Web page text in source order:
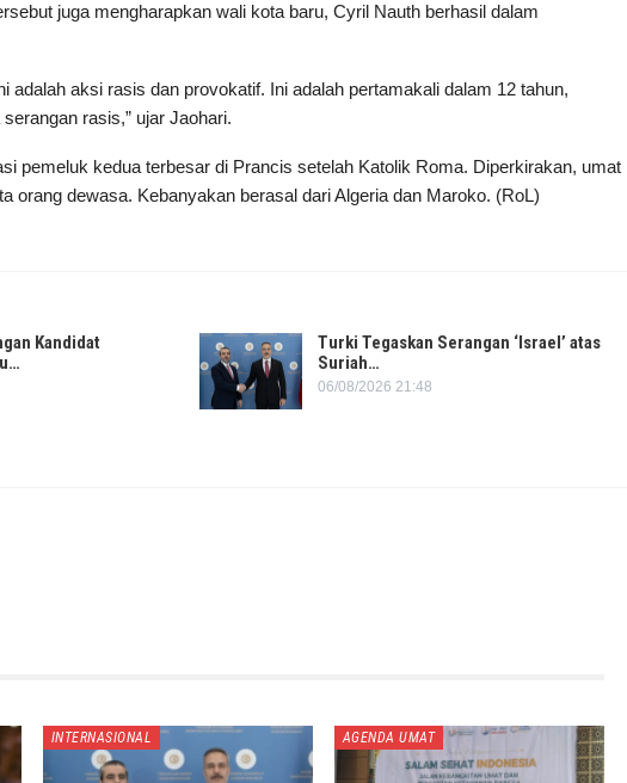
juga mengharapkan wali kota baru, Cyril Nauth berhasil dalam
adalah aksi rasis dan provokatif. Ini adalah pertamakali dalam 12 tahun,
rasis,” ujar Jaohari.
pemeluk kedua terbesar di Prancis setelah Katolik Roma. Diperkirakan, umat
orang dewasa. Kebanyakan berasal dari Algeria dan Maroko. (RoL)
Kandidat
Turki Tegaskan Serangan ‘Israel’ atas
Suriah…
06/08/2026 21:48
INTERNASIONAL AGENDA UMAT